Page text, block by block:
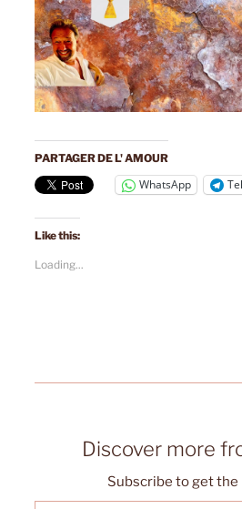
PARTAGER DE L' AMOUR
WhatsApp
Like this:
Loading...
Discover more
Subscribe to get
Type your email…